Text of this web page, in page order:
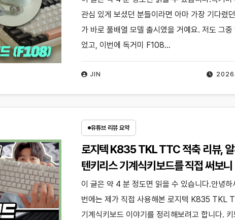
JIN
관심 있게 보셨던 분들이라면 아마 가장 기다렸
가 바로 풀배열 모델 출시였을 거예요. 저도 그중
었고, 이번에 독거미 F108…
유튜브 리뷰 요약
로지텍 K835 TKL TTC 적축 리뷰,
텐키리스 기계식키보드를 직접 써보니
이 글은 약 4 분 정도면 읽을 수 있습니다.안녕하
번에는 제가 직접 사용해본 로지텍 K835 TKL
기계식키보드 이야기를 정리해보려고 합니다.